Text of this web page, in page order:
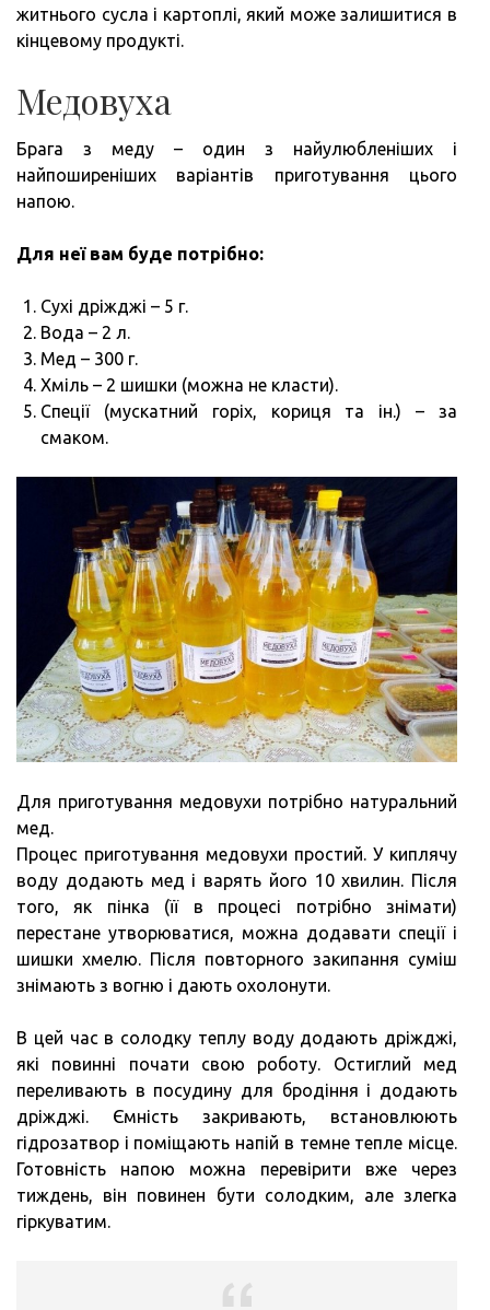
житнього сусла і картоплі, який може залишитися в
кінцевому продукті.
Медовуха
Брага з меду – один з найулюбленіших і
найпоширеніших варіантів приготування цього
напою.
Для неї вам буде потрібно:
Сухі дріжджі – 5 г.
Вода – 2 л.
Мед – 300 г.
Хміль – 2 шишки (можна не класти).
Спеції (мускатний горіх, кориця та ін.) – за
смаком.
Для приготування медовухи потрібно натуральний
мед.
Процес приготування медовухи простий. У киплячу
воду додають мед і варять його 10 хвилин. Після
того, як пінка (її в процесі потрібно знімати)
перестане утворюватися, можна додавати спеції і
шишки хмелю. Після повторного закипання суміш
знімають з вогню і дають охолонути.
В цей час в солодку теплу воду додають дріжджі,
які повинні почати свою роботу. Остиглий мед
переливають в посудину для бродіння і додають
дріжджі. Ємність закривають, встановлюють
гідрозатвор і поміщають напій в темне тепле місце.
Готовність напою можна перевірити вже через
тиждень, він повинен бути солодким, але злегка
гіркуватим.